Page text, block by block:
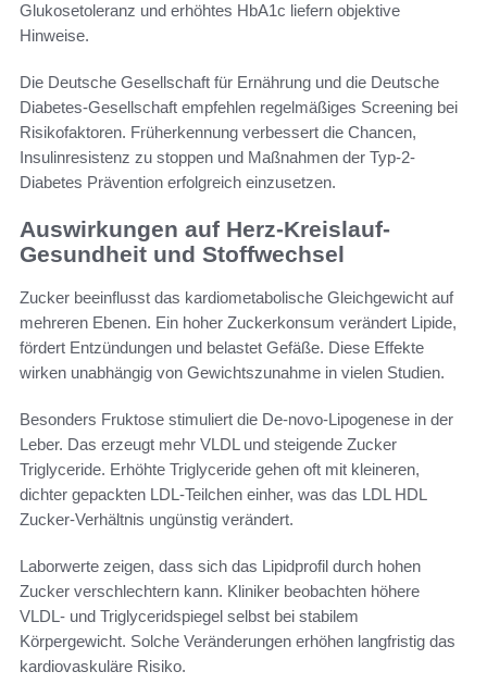
Glukosetoleranz und erhöhtes HbA1c liefern objektive
Hinweise.
Die Deutsche Gesellschaft für Ernährung und die Deutsche
Diabetes-Gesellschaft empfehlen regelmäßiges Screening bei
Risikofaktoren. Früherkennung verbessert die Chancen,
Insulinresistenz zu stoppen und Maßnahmen der Typ-2-
Diabetes Prävention erfolgreich einzusetzen.
Auswirkungen auf Herz-Kreislauf-
Gesundheit und Stoffwechsel
Zucker beeinflusst das kardiometabolische Gleichgewicht auf
mehreren Ebenen. Ein hoher Zuckerkonsum verändert Lipide,
fördert Entzündungen und belastet Gefäße. Diese Effekte
wirken unabhängig von Gewichtszunahme in vielen Studien.
Besonders Fruktose stimuliert die De-novo-Lipogenese in der
Leber. Das erzeugt mehr VLDL und steigende Zucker
Triglyceride. Erhöhte Triglyceride gehen oft mit kleineren,
dichter gepackten LDL-Teilchen einher, was das LDL HDL
Zucker-Verhältnis ungünstig verändert.
Laborwerte zeigen, dass sich das Lipidprofil durch hohen
Zucker verschlechtern kann. Kliniker beobachten höhere
VLDL- und Triglyceridspiegel selbst bei stabilem
Körpergewicht. Solche Veränderungen erhöhen langfristig das
kardiovaskuläre Risiko.